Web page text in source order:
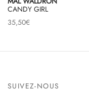
CANDY GIRL
35,50€
SUIVEZ-NOUS